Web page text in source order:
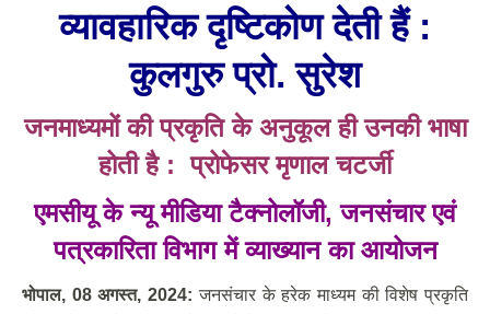
व्यावहारिक दृष्टिकोण देती हैं :
कुलगुरु प्रो. सुरेश
जनमाध्यमों की प्रकृति के अनुकूल ही उनकी भाषा
होती है : प्रोफेसर मृणाल चटर्जी
एमसीयू के न्यू मीडिया टैक्नोलॉजी,जनसंचार एवं
पत्रकारिता विभाग में व्याख्यान का आयोजन
भोपाल, 08 अगस्त,2024: जनसंचार के हरेक माध्यम की विशेष प्रकृति